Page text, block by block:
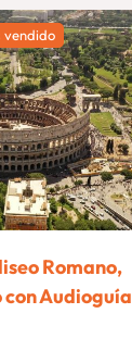
vendido
Romano,
Audioguía